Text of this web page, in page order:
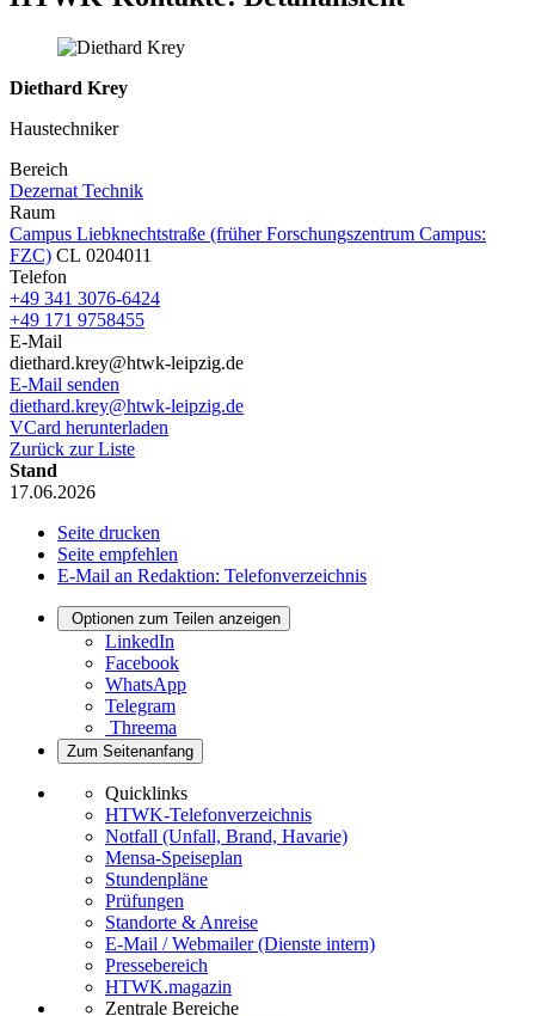
Diethard Krey
Haustechniker
Bereich
Dezernat Technik
Raum
Campus Liebknechtstraße (früher Forschungszentrum Campus:
FZC) CL 0204011
Telefon
+49 341 3076-6424
+49 171 9758455
E-Mail
diethard.krey@htwk-leipzig.de
E-Mail senden
diethard.krey@htwk-leipzig.de
VCard herunterladen
Zurück zur Liste
Stand
17.06.2026
Seite drucken
Seite empfehlen
E-Mail an Redaktion: Telefonverzeichnis
Optionen zum Teilen anzeigen
LinkedIn
Facebook
WhatsApp
Telegram
Threema
Zum Seitenanfang
Quicklinks
HTWK-Telefonverzeichnis
Notfall (Unfall, Brand, Havarie)
Mensa-Speiseplan
Stundenpläne
Prüfungen
Standorte & Anreise
E-Mail / Webmailer (Dienste intern)
Pressebereich
HTWK.magazin
Zentrale Bereiche